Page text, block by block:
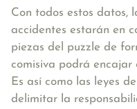
Con todos estos datos,
accidentes estarán en
piezas del puzzle de
comisiva podrá encajar
Es así como las leyes
delimitar la